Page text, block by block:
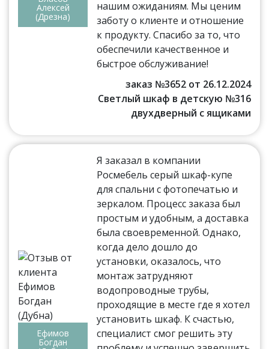
Алексей
(Дрезна)
нашим ожиданиям. Мы ценим
заботу о клиенте и отношение
к продукту. Спасибо за то, что
обеспечили качественное и
быстрое обслуживание!
заказ №3652 от 26.12.2024
Светлый шкаф в детскую №316
двухдверный с ящиками
Ефимов
Богдан
Я заказал в компании
Росмебель серый шкаф-купе
для спальни с фотопечатью и
зеркалом. Процесс заказа был
простым и удобным, а доставка
была своевременной. Однако,
когда дело дошло до
установки, оказалось, что
монтаж затрудняют
водопроводные трубы,
проходящие в месте где я хотел
установить шкаф. К счастью,
специалист смог решить эту